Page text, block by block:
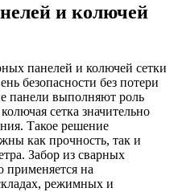
и колючей
панелей и колючей сетки
безопасности без потери
панели выполняют роль
сетка значительно
Такое решение
как прочность, так и
Забор из сварных
применяется на
режимных и